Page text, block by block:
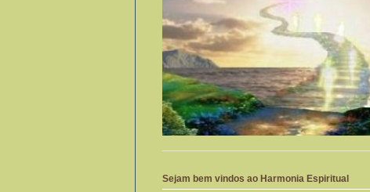
Sejam bem vindos ao Harmonia Espiritual